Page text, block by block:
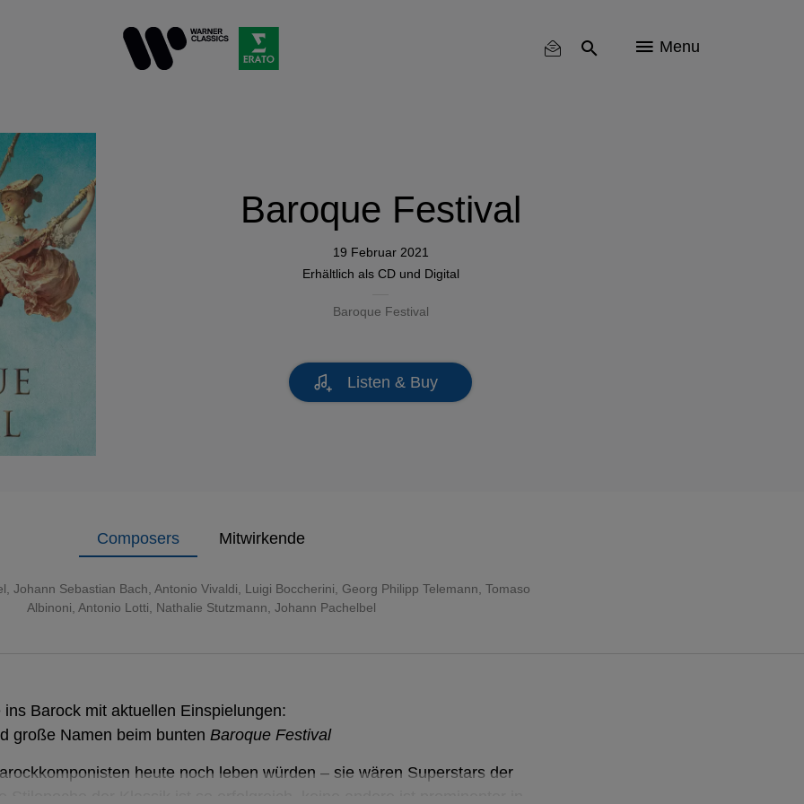
Menu
Baroque Festival
19 Februar 2021
Erhältlich als CDund Digital
Baroque Festival
Listen & Buy
Composers Mitwirkende
Johann Sebastian Bach Antonio Vivaldi Luigi Boccherini Georg Philipp Telemann Tomaso
Albinoni Antonio Lotti Nathalie Stutzmann Johann Pachelbel
Barock mit aktuellen Einspielungen:
große Namen beim bunten Baroque Festival
heute noch leben würden – sie wären Superstars der